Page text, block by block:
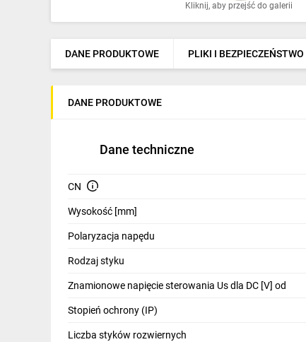
Ogrzewanie
Elektronarzędzia i mierniki
Dom i ogród
Odzież ochronna i BHP
Inne
Budowa i Remont
Kliknij, aby przejść do galerii
DANE PRODUKTOWE PLIKI I
DANE PRODUKTOWE
Dane techniczne
CN
Wysokość [mm]
Polaryzacja napędu
Rodzaj styku
Znamionowe napięcie sterowania Us dla DC [V] od
Stopień ochrony (IP)
Liczba styków rozwiernych